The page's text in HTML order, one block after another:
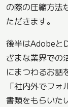
の際の圧縮方法
ただきます。
後半はAdobeと
ざまな業界での
にまつわるお話
「社内外でフ
書類をもらいた